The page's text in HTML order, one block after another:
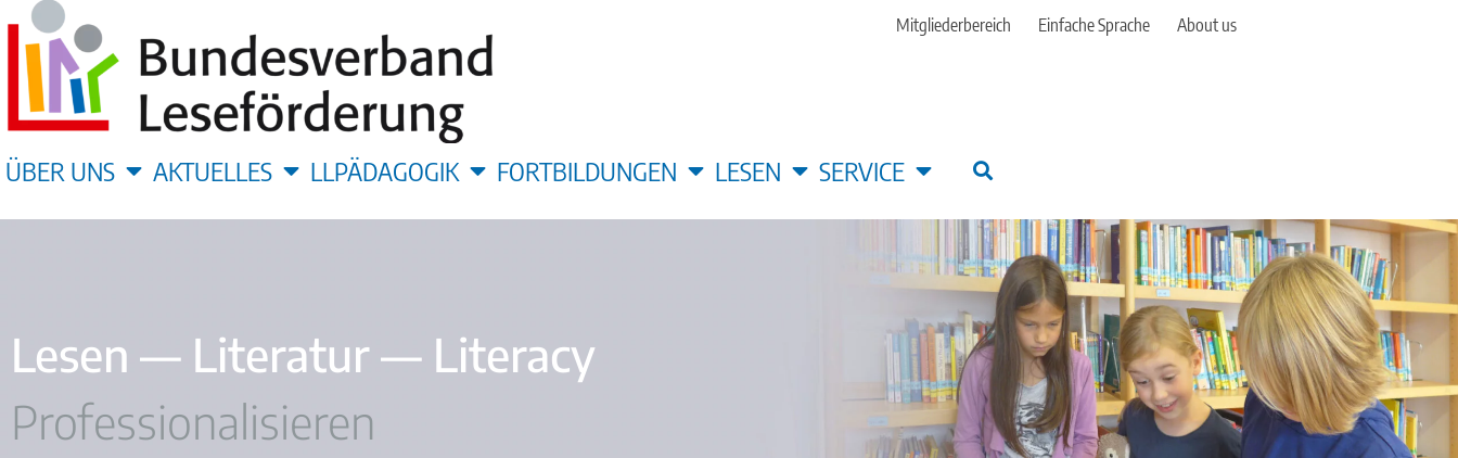
Mitgliederbereich Einfache Sprache About us
ÜBER UNS AKTUELLES LLPÄDAGOGIK FORTBILDUNGEN LESEN SERVICE
Lesen — Literatur — Literacy
Professionalisieren